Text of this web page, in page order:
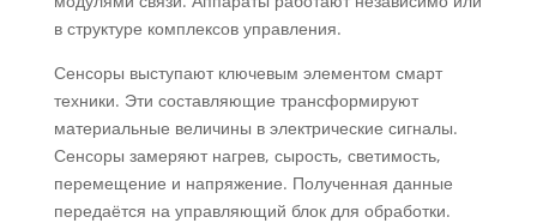
в структуре комплексов управления.
Сенсоры выступают ключевым элементом смарт
техники. Эти составляющие трансформируют
материальные величины в электрические сигналы.
Сенсоры замеряют нагрев, сырость, светимость,
перемещение и напряжение. Полученная данные
передаётся на управляющий блок для обработки.